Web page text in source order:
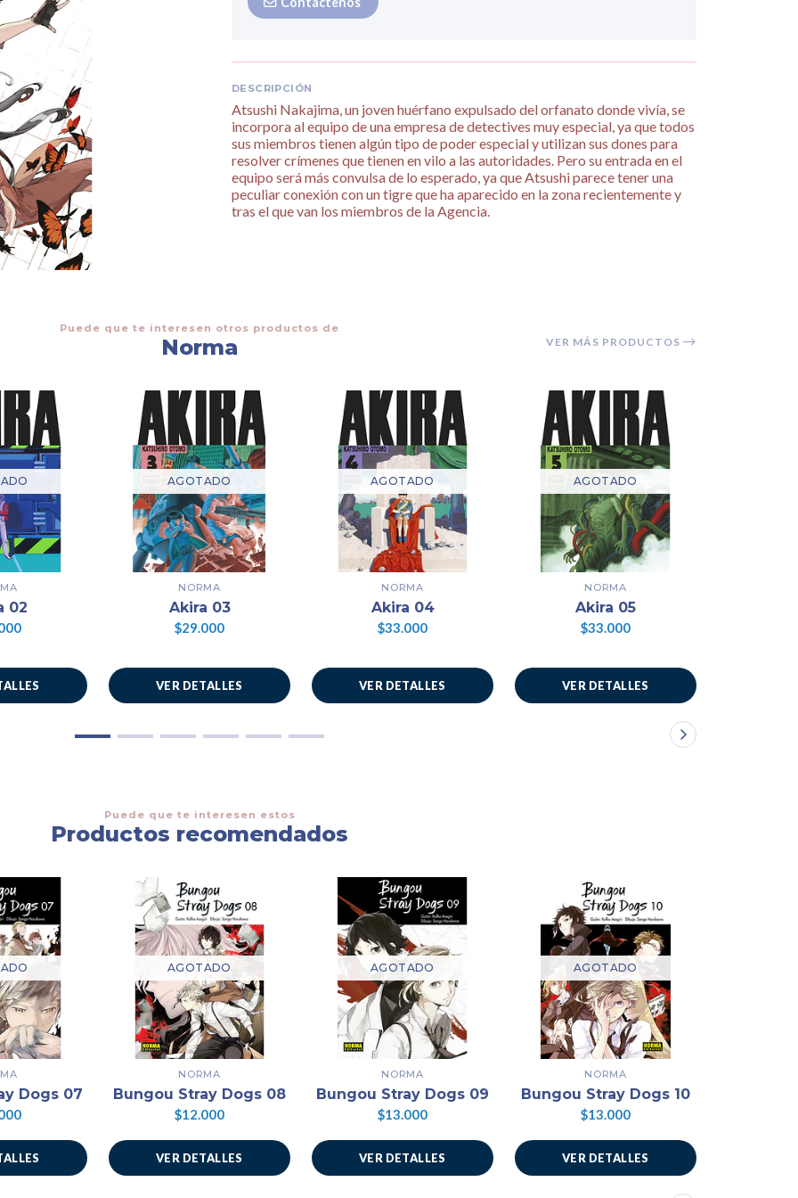
DESCRIPCIÓN
Atsushi Nakajima, un joven huérfano expulsado del orfanato donde vivía, se
incorpora al equipo de una empresa de detectives muy especial, ya que todos
sus miembros tienen algún tipo de poder especial y utilizan sus dones para
resolver crímenes que tienen en vilo a las autoridades. Pero su entrada en el
equipo será más convulsa de lo esperado, ya que Atsushi parece tener una
peculiar conexión con un tigre que ha aparecido en la zona recientemente y
tras el que van los miembros de la Agencia.
Puede que te interesen otros productos de
Norma VER MÁS PRODUCTOS
02
AGOTADO
NORMA
Akira 03
$29.000
VER DETALLES
AGOTADO
NORMA
Akira 04
$33.000
VER DETALLES
AGOTADO
NORMA
Akira 05
$33.000
VER DETALLES
Puede que te interesen estos
Productos recomendados
Dogs 07
AGOTADO
NORMA
Bungou Stray Dogs 08
$12.000
VER DETALLES
AGOTADO
NORMA
Bungou Stray Dogs 09
$13.000
VER DETALLES
AGOTADO
NORMA
Bungou Stray Dogs 10
$13.000
VER DETALLES